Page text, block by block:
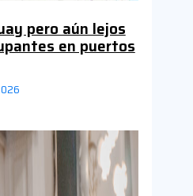
pero aún lejos
en puertos